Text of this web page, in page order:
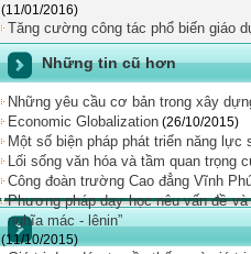
(11/01/2016)
Tăng cường công tác phổ biến giáo
Những tin cũ hơn
Những yêu cầu cơ bản trong xây
Economic Globalization (26/10/2015)
Một số biện pháp phát triển năng lực
Lối sống văn hóa và tầm quan
Công đoàn trường Cao đẳng Vĩnh
Phương pháp dạy học nêu vấn đề
nghĩa mác - lênin”
(11/10/2015)